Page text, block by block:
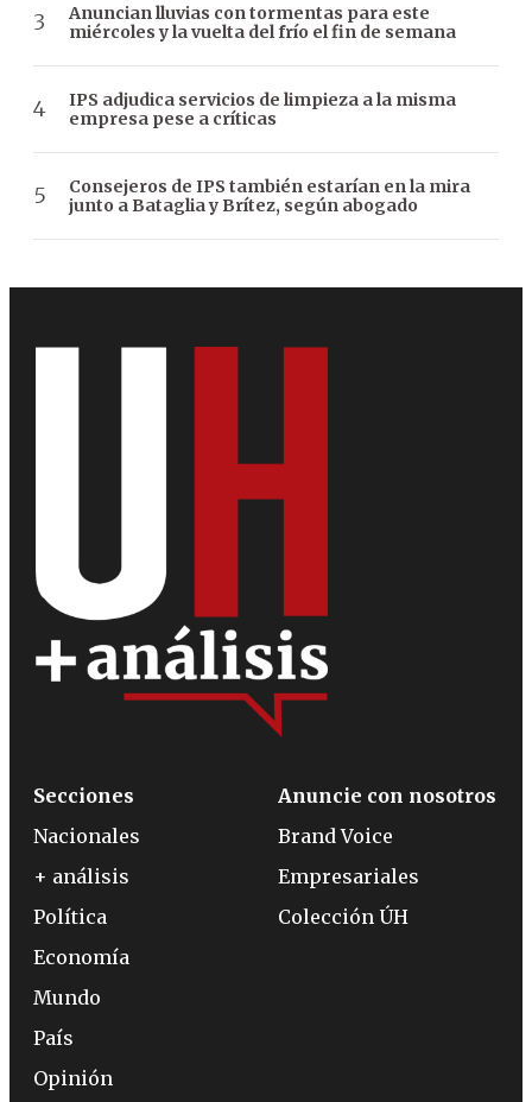
Anuncian lluvias con tormentas para este
miércoles y la vuelta del frío el fin de semana
IPS adjudica servicios de limpieza a la misma
empresa pese a críticas
Consejeros de IPS también estarían en la mira
junto a Bataglia y Brítez, según abogado
Secciones
Nacionales
+ análisis
Política
Economía
Mundo
País
Opinión
Anuncie con nosotros
Brand Voice
Empresariales
Colección ÚH